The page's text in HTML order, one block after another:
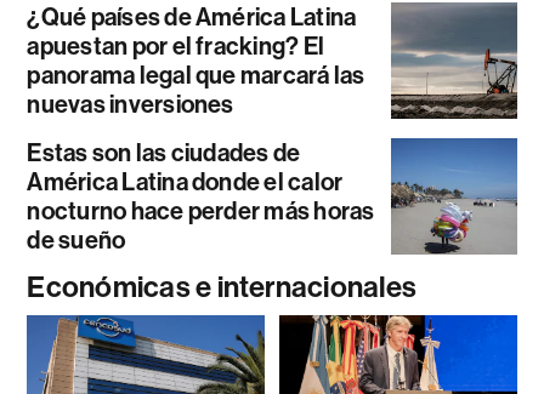
¿Qué países de América Latina
apuestan por el fracking? El
panorama legal que marcará las
nuevas inversiones
Estas son las ciudades de
América Latina donde el calor
nocturno hace perder más horas
de sueño
Económicas e internacionales